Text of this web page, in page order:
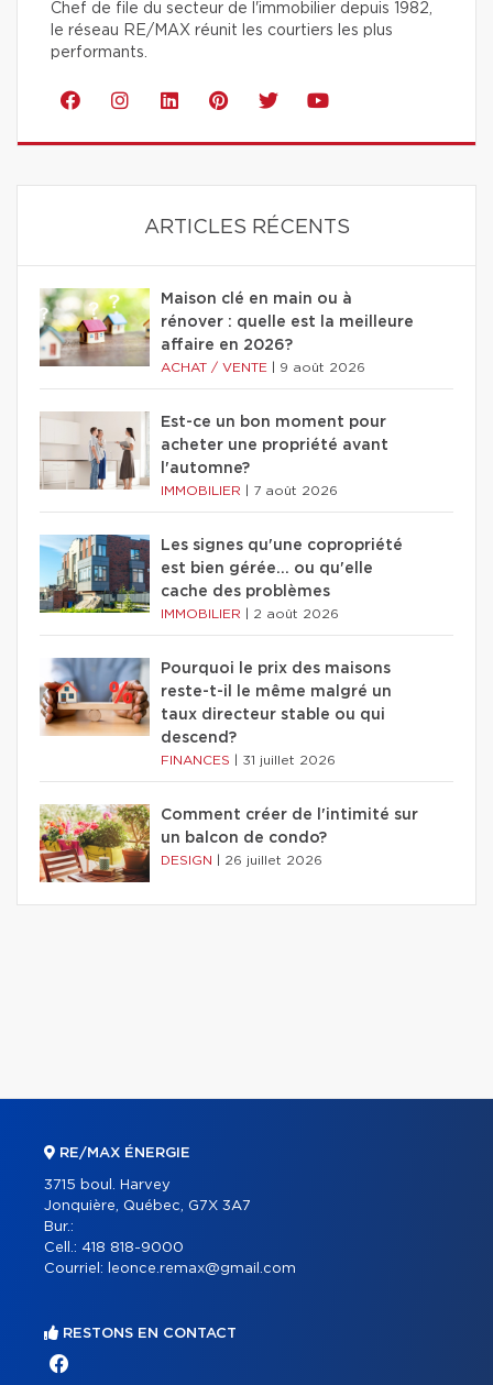
Chef de file du secteur de l'immobilier depuis 1982,
le réseau RE/MAX réunit les courtiers les plus
performants.
ARTICLES RÉCENTS
Maison clé en main ou à
rénover : quelle est la meilleure
affaire en 2026?
ACHAT / VENTE 9 août 2026
Est-ce un bon moment pour
acheter une propriété avant
l'automne?
IMMOBILIER 7 août 2026
Les signes qu'une copropriété
est bien gérée… ou qu'elle
cache des problèmes
IMMOBILIER 2 août 2026
Pourquoi le prix des maisons
reste-t-il le même malgré un
taux directeur stable ou qui
descend?
FINANCES 31 juillet 2026
Comment créer de l'intimité sur
un balcon de condo?
DESIGN 26 juillet 2026
RE/MAX ÉNERGIE
3715 boul. Harvey
Jonquière, Québec, G7X 3A7
Bur.:
Cell.: 418 818-9000
Courriel:
leonce.remax@gmail.com
RESTONS EN CONTACT